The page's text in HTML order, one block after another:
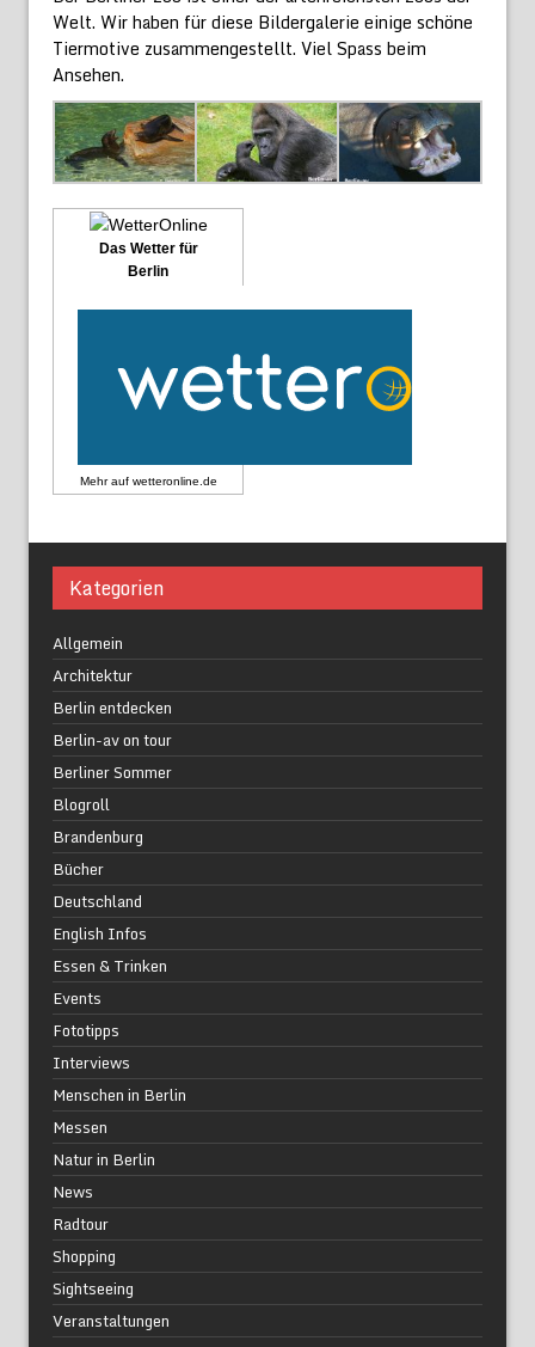
Welt. Wir haben für diese Bildergalerie einige schöne
Tiermotive zusammengestellt. Viel Spass beim
Ansehen.
Das Wetter für
Berlin
Mehr auf wetteronline.de
Kategorien
Allgemein
Architektur
Berlin entdecken
Berlin-av on tour
Berliner Sommer
Blogroll
Brandenburg
Bücher
Deutschland
English Infos
Essen & Trinken
Events
Fototipps
Interviews
Menschen in Berlin
Messen
Natur in Berlin
News
Radtour
Shopping
Sightseeing
Veranstaltungen